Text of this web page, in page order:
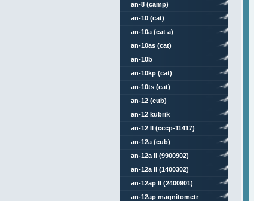
an-8 (camp)
an-10 (cat)
an-10a (cat a)
an-10as (cat)
an-10b
an-10kp (cat)
an-10ts (cat)
an-12 (cub)
an-12 kubrik
an-12 ll (cccp-11417)
an-12a (cub)
an-12a ll (9900902)
an-12a ll (1400302)
an-12ap ll (2400901)
an-12ap magnitometr